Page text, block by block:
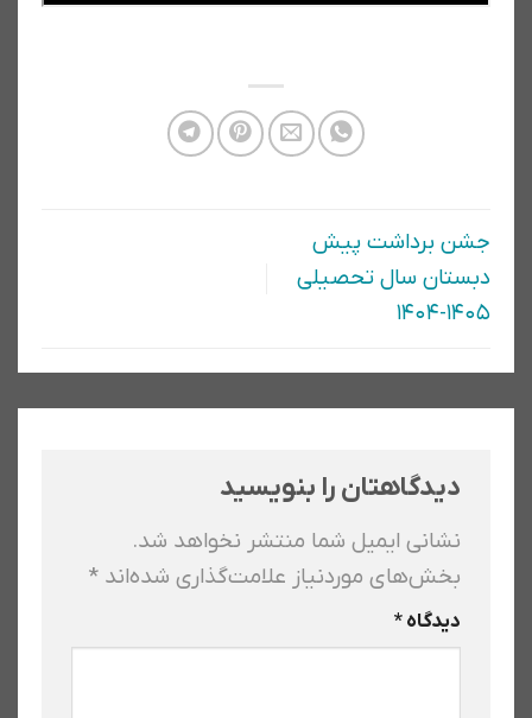
جشن برداشت پیش
دبستان سال تحصیلی
۱۴۰۵-۱۴۰۴
دیدگاهتان را بنویسید
نشانی ایمیل شما منتشر نخواهد شد.
بخش‌های موردنیاز علامت‌گذاری شده‌اند *
دیدگاه*